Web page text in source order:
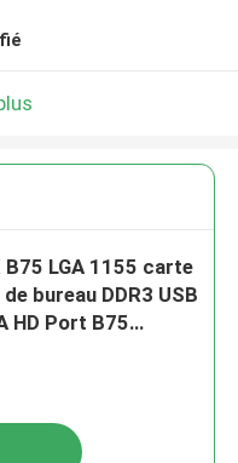
B75 LGA 1155 carte
bureau DDR3 USB
HD Port B75